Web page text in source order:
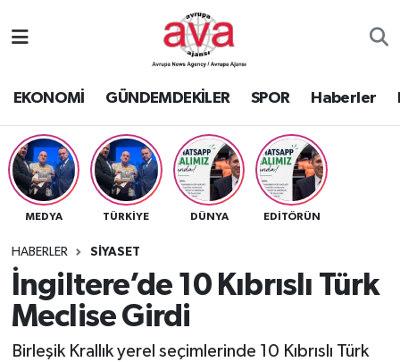
EKONOMİ GÜNDEMDEKİLER SPOR Haberler
MEDYA TÜRKİYE DÜNYA EDİTÖRÜN
HABERLER SİYASET
İngiltere’de 10 Kıbrıslı Türk
Meclise Girdi
Birleşik Krallık yerel seçimlerinde 10 Kıbrıslı Türk
Nöbetçi Eczaneler
Namaz Vakitleri
Trafik Durumu
Süper Lig Puan Durumu ve Fikstür
Tüm Manşetler
Son Dakika Haberleri